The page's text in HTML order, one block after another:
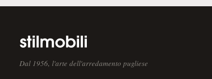
Dal 1956, l'arte dell'arredamento pugliese